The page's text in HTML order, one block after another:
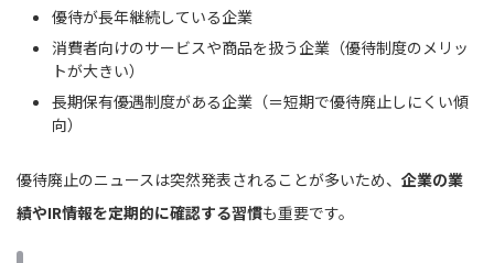
優待が長年継続している企業
消費者向けのサービスや商品を扱う企業（優待制度のメリッ
トが大きい）
長期保有優遇制度がある企業（＝短期で優待廃止しにくい傾
向）
優待廃止のニュースは突然発表されることが多いため、 企業の業
績やIR情報を定期的に確認する習慣も重要です。